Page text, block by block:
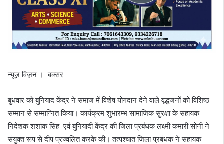
न्यूज़ विज़न । बक्सर
बुधवार को बुनियाद केंद्र ने समाज में विशेष योगदान देने वाले वृद्धजनों को विशिष्ठ
सम्मान से सम्मान्नित किया। कार्यक्रम शुभारम्भ सामाजिक सुरक्षा के सहायक
निदेशक शशांक सिंह एवं बुनियादी केंद्र की जिला प्रबंधक लक्ष्मी कमारी सोनी ने
संयुक्त रूप से दीप प्रज्वलित करके की। तत्पश्चात जिला प्रबंधक ने सहायक